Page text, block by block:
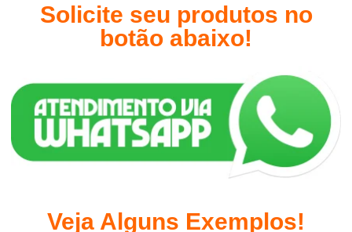
Solicite seu produtos no
botão abaixo!
Veja Alguns Exemplos!